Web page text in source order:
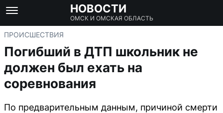
НОВОСТИ
ОМСК И ОМСКАЯ ОБЛАСТЬ
ПРОИСШЕСТВИЯ
Погибший в ДТП школьник не
должен был ехать на
соревнования
По предварительным данным, причиной смерти